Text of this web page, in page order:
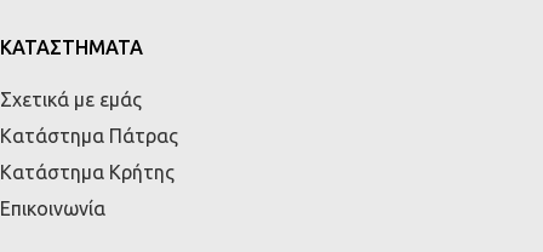
ΚΑΤΑΣΤΗΜΑΤΑ
Σχετικά με εμάς
Κατάστημα Πάτρας
Κατάστημα Κρήτης
Επικοινωνία